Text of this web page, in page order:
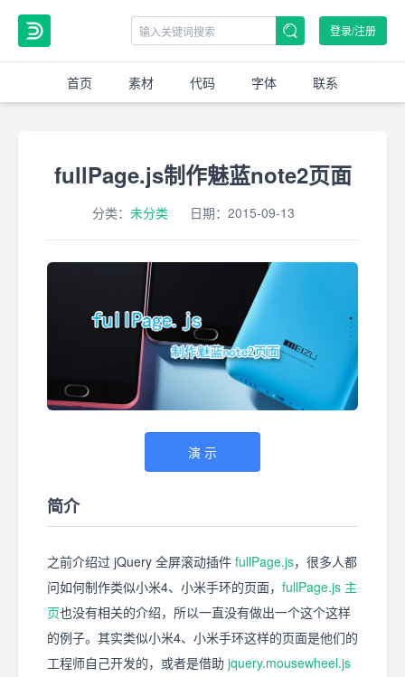
登录/注册
首页 素材 代码 字体 联系
fullPage.js制作魅蓝note2页面
分类： 未分类 日期： 2015-09-13
演 示
简介
之前介绍过 jQuery 全屏滚动插件 fullPage.js，很多人都
问如何制作类似小米4、小米手环的页面， fullPage.js 主
页也没有相关的介绍，所以一直没有做出一个这个这样
的例子。其实类似小米4、小米手环这样的页面是他们的
工程师自己开发的，或者是借助 jquery.mousewheel.js